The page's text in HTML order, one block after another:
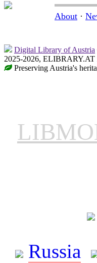
About ·
Digital Library of Austria
2025-2026, ELIBRARY.AT
Preserving Austria's
Russia